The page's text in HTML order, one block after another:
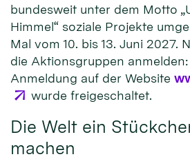
bundesweit unter dem Motto
Himmel“ soziale Projekte
Mal vom 10. bis 13. Juni 2027.
die Aktionsgruppen
Anmeldung auf der Website
wurde freigeschaltet.
Die Welt ein
machen